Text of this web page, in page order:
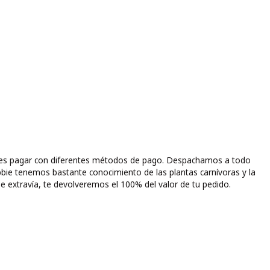
pagar con diferentes métodos de pago. Despachamos a todo
tenemos bastante conocimiento de las plantas carnívoras y la
te devolveremos el 100% del valor de tu pedido.